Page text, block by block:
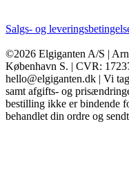
Salgs- og
©2026 Elgiganten A/S |
København S. | CVR:
hello@elgiganten.dk | Vi
samt afgifts- og
bestilling ikke er bindende
behandlet din ordre og